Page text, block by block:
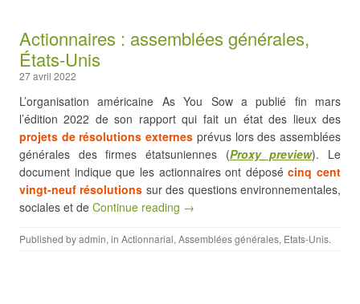
Actionnaires : assemblées générales,
États-Unis
27 avril 2022
L’organisation américaine As You Sow a publié fin mars
l’édition 2022 de son rapport qui fait un état des lieux des
projets de résolutions externes prévus lors des assemblées
générales des firmes étatsuniennes (Proxy preview). Le
document indique que les actionnaires ont déposécinq cent
vingt-neuf résolutions sur des questions environnementales,
sociales et de Continue reading →
Published byadmin, in Actionnarial, Assemblées générales, Etats-Unis.